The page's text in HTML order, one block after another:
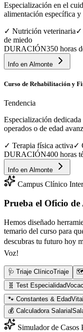
Especialización en el
alimentación específica
✓ Nutrición veterinaria✓
de miedo
DURACIÓN350 horas
Info en Almonte
Curso de Rehabilitación y
Tendencia
Especialización
operados o de edad
✓ Terapia física activa✓
DURACIÓN400 horas
Info en Almonte
Campus Clínico
Prueba el Oficio de
Hemos diseñado
temario del curso para
descubras tu futuro hoy
Voz!
🩺 Triaje ClínicoTriaje 🗺️
🧬 Test Especialidad
🐾 Constantes & Edad
💰 Calculadora Salarial
Simulador de Casos